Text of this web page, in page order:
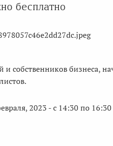
бесплатно
и собственников бизнеса,
2023 - с 14:30 по 16:30